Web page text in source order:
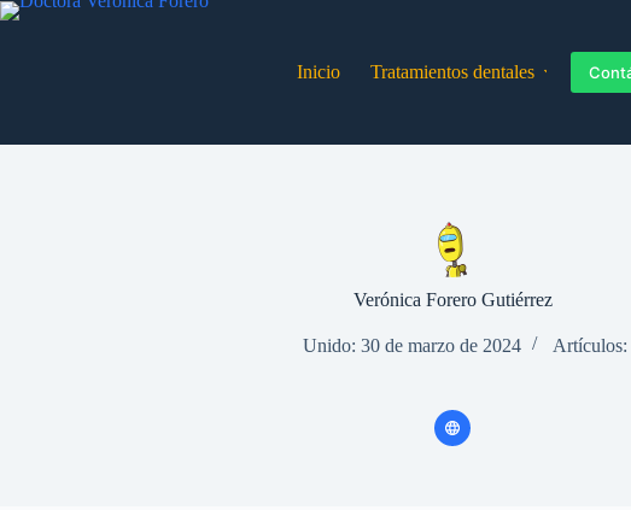
Inicio Tratamientos dentales
Verónica Forero Gutiérrez
Unido: 30 de marzo de 2024 Artículos: